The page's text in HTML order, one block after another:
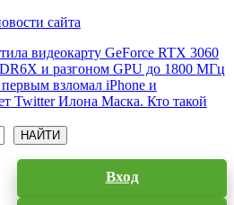
сайта
видеокарту GeForce RTX 3060
и разгоном GPU до 1800 МГц
взломал iPhone и
Twitter Илона Маска. Кто такой
НАЙТИ
Вход